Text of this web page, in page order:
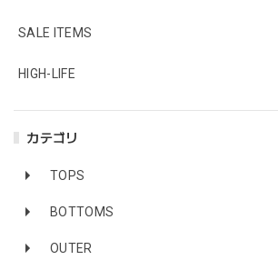
SALE ITEMS
HIGH-LIFE
カテゴリ
TOPS
BOTTOMS
OUTER